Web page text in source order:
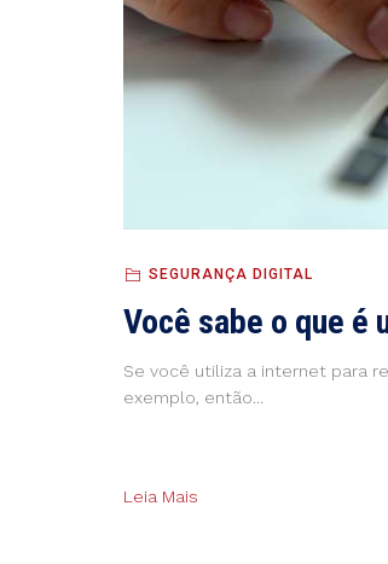
SEGURANÇA DIGITAL
Você sabe o que
Se você utiliza a internet para
exemplo, então...
Leia Mais